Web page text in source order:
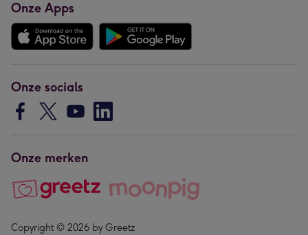
Onze Apps
Onze socials
Onze merken
Copyright © 2026 by Greetz